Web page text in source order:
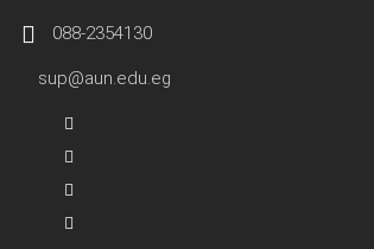
088-2354130
sup@aun.edu.eg